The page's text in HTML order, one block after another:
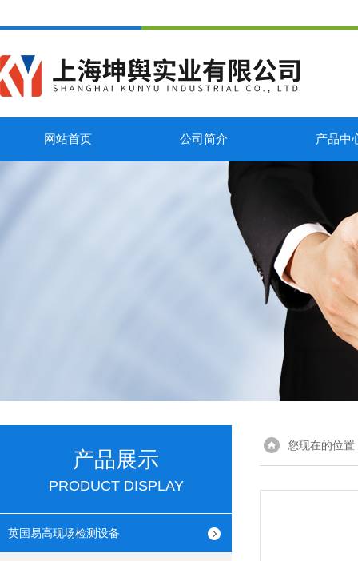
网站首页 公司简介 产品中
产品展示
PRODUCT DISPLAY
英国易高现场检测设备
您现在的位置